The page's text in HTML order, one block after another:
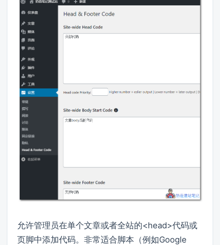
允许管理员在单个文章或者全站的<head>代码或
页脚中添加代码。非常适合脚本（例如Google